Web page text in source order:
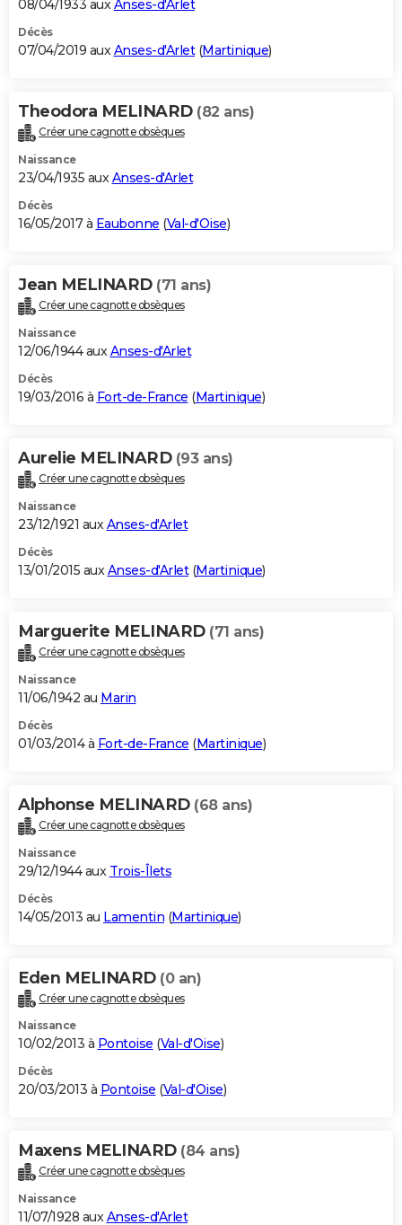
08/04/1933 auxAnses-d'Arlet
Décès
07/04/2019 auxAnses-d'Arlet(Martinique)
Theodora MELINARD (82 ans)
Créer une cagnotte obsèques
Naissance
23/04/1935 auxAnses-d'Arlet
Décès
16/05/2017 à Eaubonne (Val-d'Oise)
Jean MELINARD (71 ans)
Créer une cagnotte obsèques
Naissance
12/06/1944 auxAnses-d'Arlet
Décès
19/03/2016 à Fort-de-France (Martinique)
Aurelie MELINARD (93 ans)
Créer une cagnotte obsèques
Naissance
23/12/1921 auxAnses-d'Arlet
Décès
13/01/2015 auxAnses-d'Arlet(Martinique)
Marguerite MELINARD (71 ans)
Créer une cagnotte obsèques
Naissance
11/06/1942 au Marin
Décès
01/03/2014 à Fort-de-France (Martinique)
Alphonse MELINARD (68 ans)
Créer une cagnotte obsèques
Naissance
29/12/1944 aux Trois-Îlets
Décès
14/05/2013 au Lamentin (Martinique)
Eden MELINARD (0 an)
Créer une cagnotte obsèques
Naissance
10/02/2013 à Pontoise (Val-d'Oise)
Décès
20/03/2013 à Pontoise (Val-d'Oise)
Maxens MELINARD (84 ans)
Créer une cagnotte obsèques
Naissance
11/07/1928 auxAnses-d'Arlet